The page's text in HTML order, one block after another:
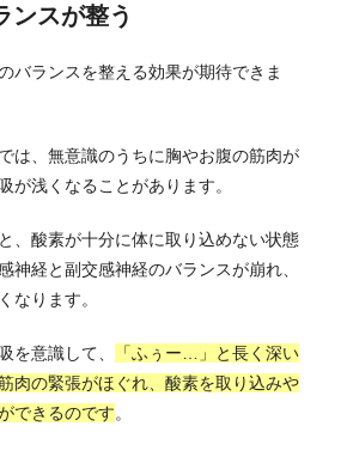
ンスが整う
バランスを整える効果が期待できま
は、無意識のうちに胸やお腹の筋肉が
が浅くなることがあります。
、酸素が十分に体に取り込めない状態
神経と副交感神経のバランスが崩れ、
なります。
を意識して、
「ふぅー…」と長く深い
肉の緊張がほぐれ、酸素を取り込みや
できるのです。